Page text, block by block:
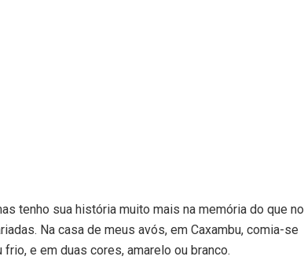
tenho sua história muito mais na memória do que no
Na casa de meus avós, em Caxambu, comia-se
e em duas cores, amarelo ou branco.